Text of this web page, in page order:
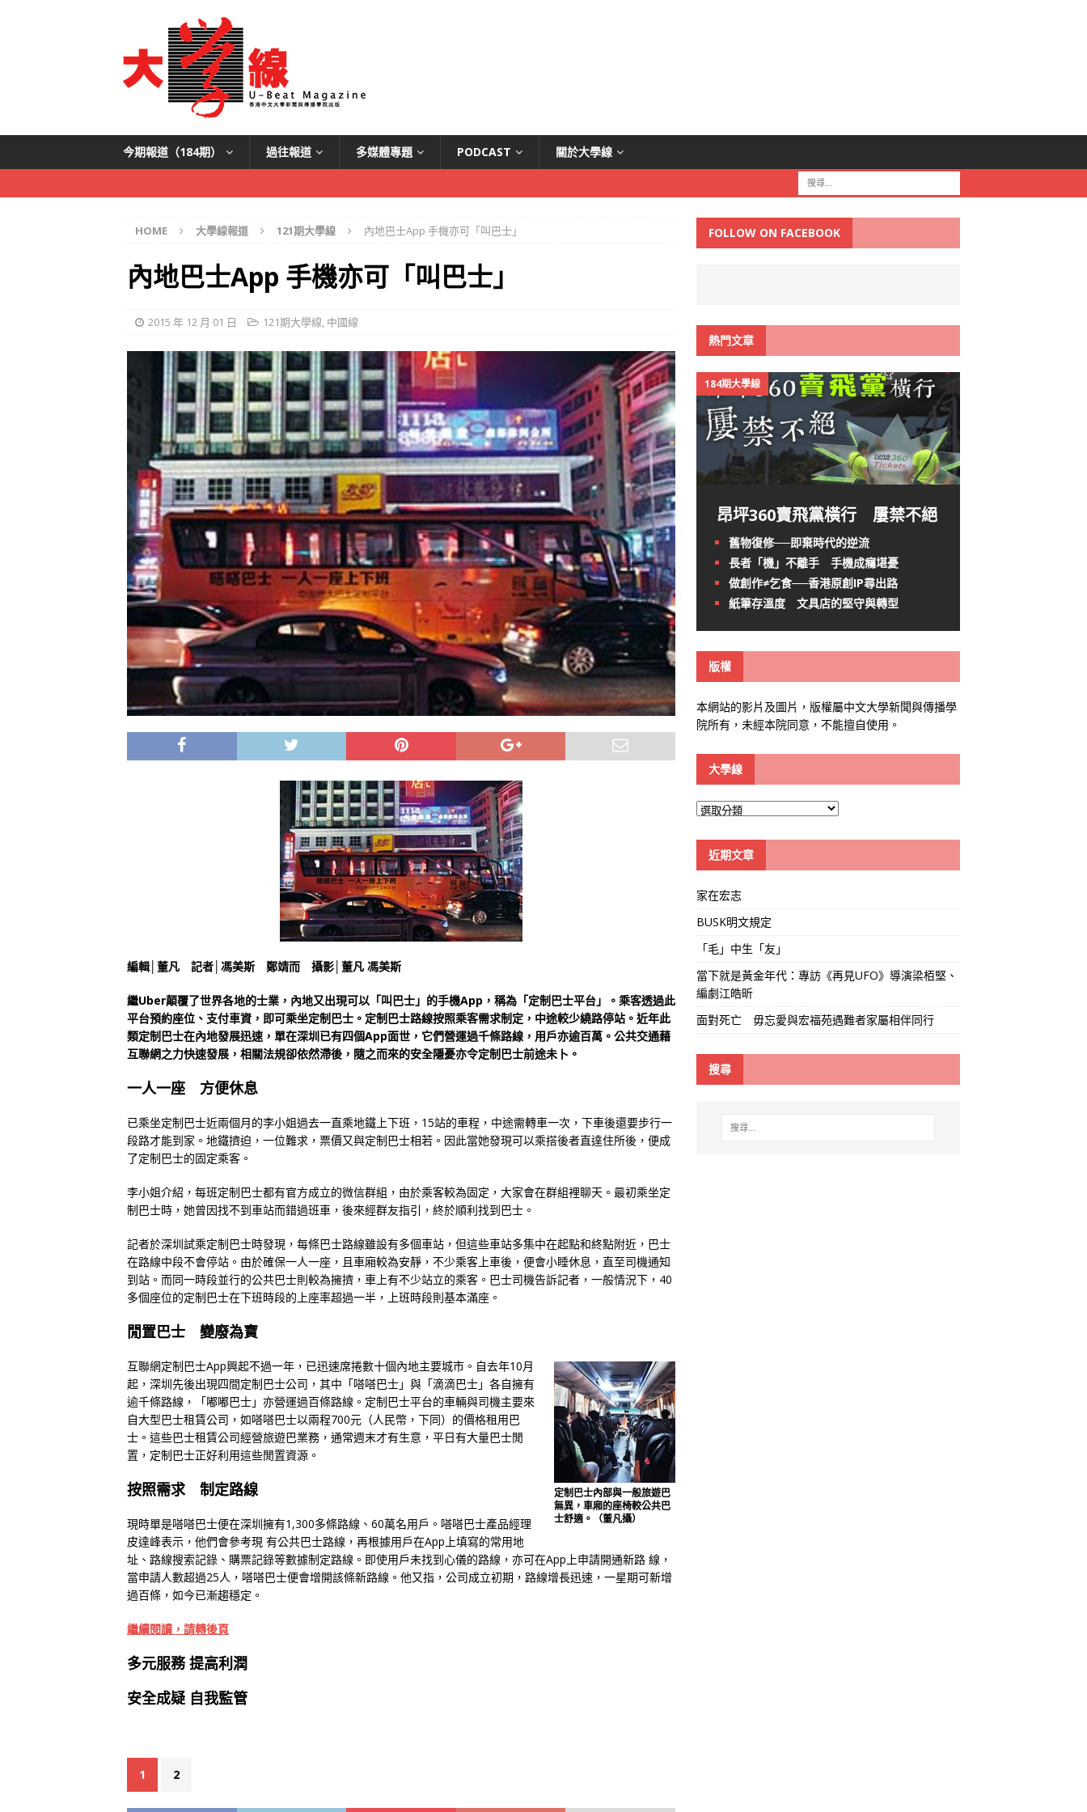
今期報道（184期） 過往報道 多媒體專題 PODCAST 關於大學線
HOME 大學線報道 121期大學線 內地巴士App 手機亦可「叫巴士」
內地巴士App 手機亦可「叫巴士」
2015 年 12 月 01 日 121期大學線, 中國線
編輯│董凡 記者│馮美斯 鄭靖而 攝影│董凡 馮美斯
繼Uber顛覆了世界各地的士業，內地又出現可以「叫巴士」的手機App，稱為「定制巴士平台」。乘客透過此
平台預約座位、支付車資，即可乘坐定制巴士。定制巴士路線按照乘客需求制定，中途較少繞路停站。近年此
類定制巴士在內地發展迅速，單在深圳已有四個App面世，它們營運過千條路線，用戶亦逾百萬。公共交通藉
互聯網之力快速發展，相關法規卻依然滯後，隨之而來的安全隱憂亦令定制巴士前途未卜。
一人一座 方便休息
已乘坐定制巴士近兩個月的李小姐過去一直乘地鐵上下班，15站的車程，中途需轉車一次，下車後還要步行一
段路才能到家。地鐵擠迫，一位難求，票價又與定制巴士相若。因此當她發現可以乘搭後者直達住所後，便成
了定制巴士的固定乘客。
李小姐介紹，每班定制巴士都有官方成立的微信群組，由於乘客較為固定，大家會在群組裡聊天。最初乘坐定
制巴士時，她曾因找不到車站而錯過班車，後來經群友指引，終於順利找到巴士。
記者於深圳試乘定制巴士時發現，每條巴士路線雖設有多個車站，但這些車站多集中在起點和終點附近，巴士
在路線中段不會停站。由於確保一人一座，且車廂較為安靜，不少乘客上車後，便會小睡休息，直至司機通知
到站。而同一時段並行的公共巴士則較為擁擠，車上有不少站立的乘客。巴士司機告訴記者，一般情況下，40
多個座位的定制巴士在下班時段的上座率超過一半，上班時段則基本滿座。
閒置巴士 變廢為寶
定制巴士內部與一般旅遊巴
無異，車廂的座椅較公共巴
士舒適。（董凡攝）
互聯網定制巴士App興起不過一年，已迅速席捲數十個內地主要城市。自去年10月
起，深圳先後出現四間定制巴士公司，其中「嗒嗒巴士」與「滴滴巴士」各自擁有
逾千條路線，「嘟嘟巴士」亦營運過百條路線。定制巴士平台的車輛與司機主要來
自大型巴士租賃公司，如嗒嗒巴士以兩程700元（人民幣，下同）的價格租用巴
士。這些巴士租賃公司經營旅遊巴業務，通常週末才有生意，平日有大量巴士閒
置，定制巴士正好利用這些閒置資源。
按照需求 制定路線
現時單是嗒嗒巴士便在深圳擁有1,300多條路線、60萬名用戶。嗒嗒巴士產品經理
皮達峰表示，他們會參考現 有公共巴士路線，再根據用戶在App上填寫的常用地
址、路線搜索記錄、購票記錄等數據制定路線。即使用戶未找到心儀的路線，亦可在App上申請開通新路 線，
當申請人數超過25人，嗒嗒巴士便會增開該條新路線。他又指，公司成立初期，路線增長迅速，一星期可新增
過百條，如今已漸趨穩定。
繼續閱讀，請轉後頁
多元服務 提高利潤
安全成疑 自我監管
1 2
FOLLOW ON FACEBOOK
熱門文章
184期大學線
昂坪360賣飛黨橫行 屢禁不絕
舊物復修──即棄時代的逆流
長者「機」不離手 手機成癮堪憂
做創作≠乞食──香港原創IP尋出路
紙筆存溫度 文具店的堅守與轉型
版權
本網站的影片及圖片，版權屬中文大學新聞與傳播學
院所有，未經本院同意，不能擅自使用。
大學線
大
線
近期文章
家在宏志
BUSK明文規定
「毛」中生「友」
當下就是黃金年代：專訪《再見UFO》導演梁栢堅、
編劇江皓昕
面對死亡 毋忘愛與宏福苑遇難者家屬相伴同行
搜尋